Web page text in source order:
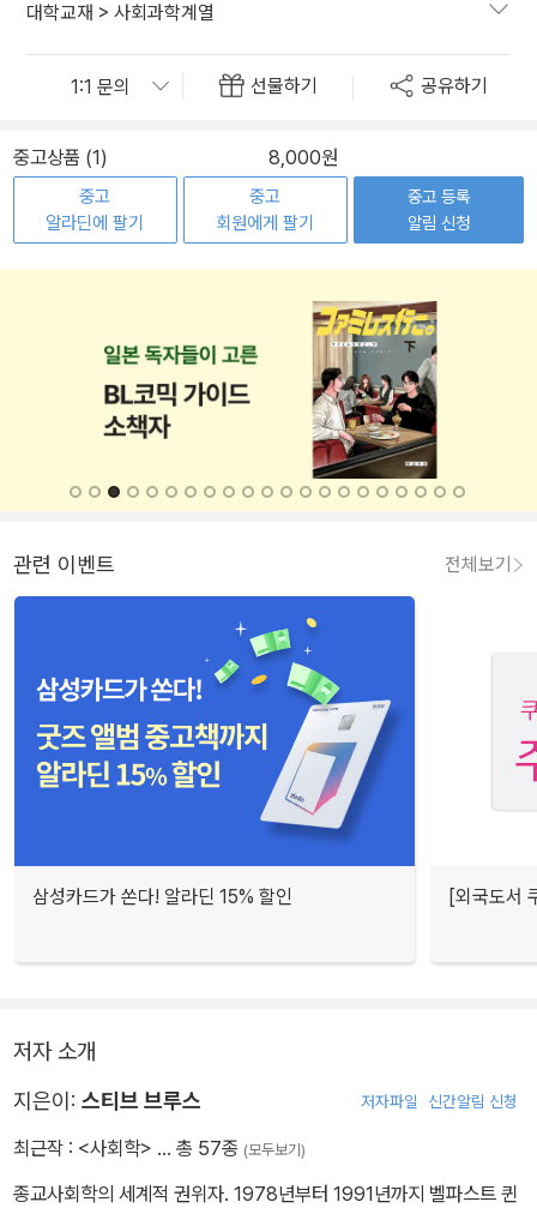
대학교재 > 사회과학계열
선물하기 공유하기
중고상품 (1) 8,000원
중고
알라딘에 팔기
중고
회원에게 팔기
중고 등록
알림 신청
관련 이벤트 전체보기
삼성카드가 쏜다! 알라딘 15% 할인 [외국도서
저자 소개
지은이: 스티브 브루스 저자파일 신간알림 신청
최근작 : <사회학> … 총 57종 (모두보기)
종교사회학의 세계적 권위자. 1978년부터 1991년까지 벨파스트 퀸